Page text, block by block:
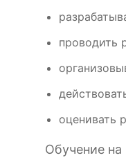
проводить
оценивать
Обучение на